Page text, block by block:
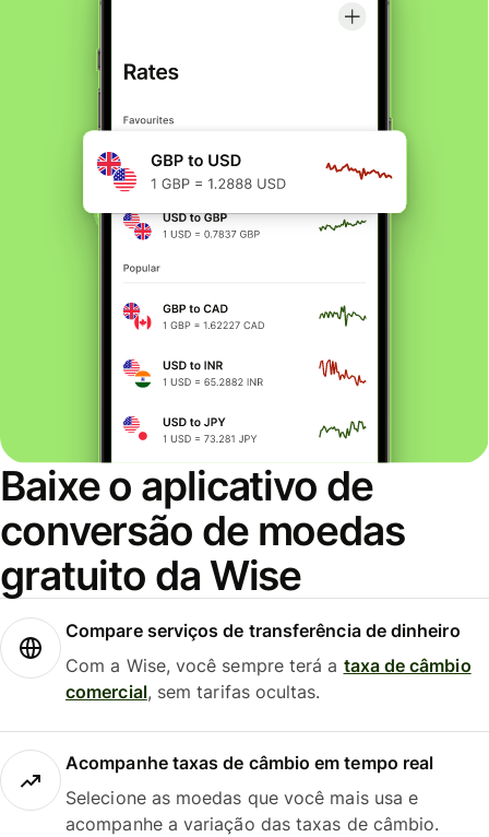
Baixe o aplicativo de
conversão de moedas
gratuito da Wise
Compare serviços de transferência de dinheiro
Com a Wise, você sempre terá a taxa de câmbio
comercial, sem tarifas ocultas.
Acompanhe taxas de câmbio em tempo real
Selecione as moedas que você mais usa e
acompanhe a variação das taxas de câmbio.